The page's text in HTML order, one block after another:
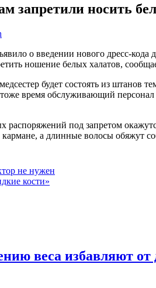
запретили носить
о введении нового дресс-
ношение белых халатов,
будет состоять из штанов
время обслуживающий
распоряжений под запретом
а длинные волосы обяжут
не нужен
кости»
веса избавляют от